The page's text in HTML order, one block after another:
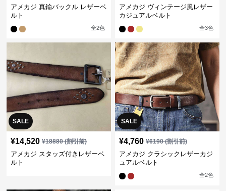
アメカジ 真鍮バックル レザーベ
ルト
全2色
アメカジ ヴィンテージ風レザー
カジュアルベルト
全3色
SALE
¥14,520 ¥18880(割引前)
アメカジ スタッズ付きレザーベ
ルト
SALE
¥4,760 ¥6190(割引前)
アメカジ クラシックレザーカジ
ュアルベルト
全2色